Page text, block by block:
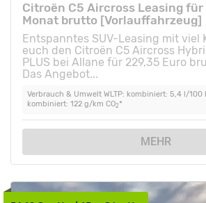
Citroën C5 Aircross Leasing
Monat brutto [Vorlauffahrzeug]
Entspanntes SUV-Leasing mit viel
euch den Citroën C5 Aircross
PLUS bei Allane für 229,35 Euro
Das Angebot...
Verbrauch & Umwelt WLTP: kombiniert: 5,4 l/100
kombiniert: 122 g/km CO2*
MEHR